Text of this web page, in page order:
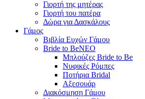
Γιορτή της μητέρας
Γιορτή του πατέρα
Δώρα για Δασκάλους
Γάμος
Βιβλία Ευχών Γάμου
Bride to BeNEO
Μπλούζες Bride to Be
Νυφικές Ρόμπες
Ποτήρια Bridal
Αξεσουάρ
Διακόσμηση Γάμου